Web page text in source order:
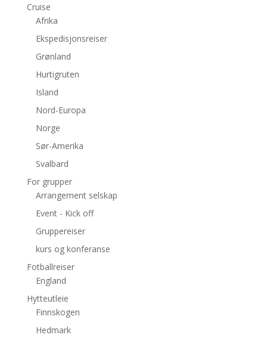
Cruise
Afrika
Ekspedisjonsreiser
Grønland
Hurtigruten
Island
Nord-Europa
Norge
Sør-Amerika
Svalbard
For grupper
Arrangement selskap
Event - Kick off
Gruppereiser
kurs og konferanse
Fotballreiser
England
Hytteutleie
Finnskogen
Hedmark